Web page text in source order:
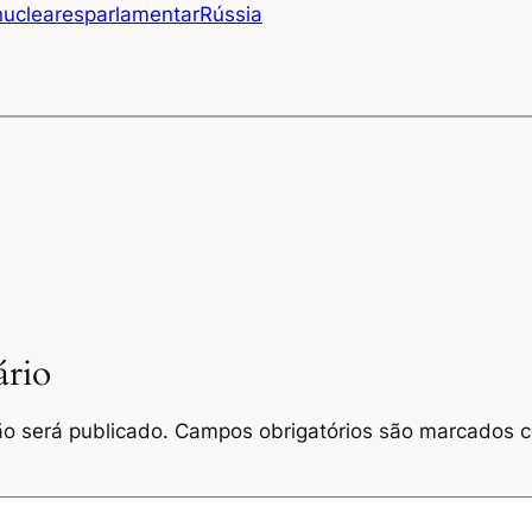
parlamentarRússia
será publicado. Campos obrigatórios são marcados